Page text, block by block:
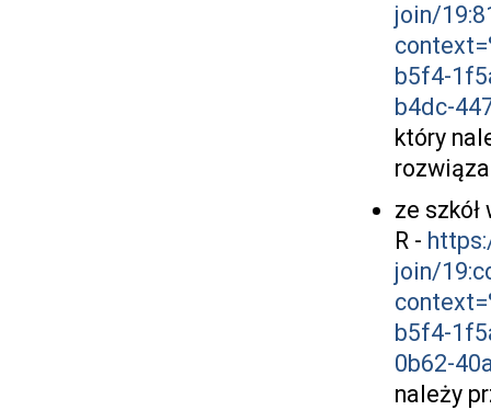
join/
b5f4-
b4dc-
który
ze
R -
join/
b5f4-
0b62-
należy